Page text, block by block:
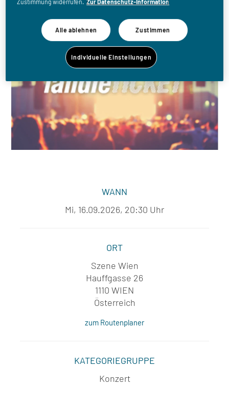
WANN
Mi, 16.09.2026, 20:30 Uhr
ORT
Szene Wien
Hauffgasse 26
1110 WIEN
Österreich
zum Routenplaner
KATEGORIEGRUPPE
Konzert
Zustimmung widerrufen. Zur Datenschutz-Information
Alle ablehnen Zustimmen
Individuelle Einstellungen